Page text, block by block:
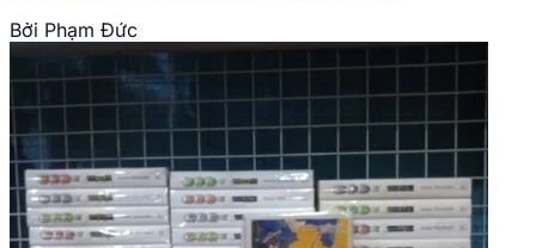
Bởi Phạm Đức